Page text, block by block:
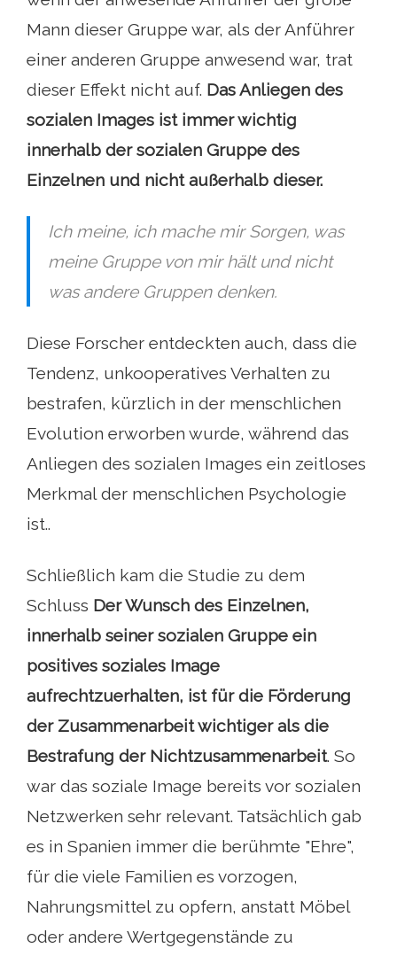
Mann dieser Gruppe war, als der Anführer
einer anderen Gruppe anwesend war, trat
dieser Effekt nicht auf. Das Anliegen des
sozialen Images ist immer wichtig
innerhalb der sozialen Gruppe des
Einzelnen und nicht außerhalb dieser.
Ich meine, ich mache mir Sorgen, was
meine Gruppe von mir hält und nicht
was andere Gruppen denken.
Diese Forscher entdeckten auch, dass die
Tendenz, unkooperatives Verhalten zu
bestrafen, kürzlich in der menschlichen
Evolution erworben wurde, während das
Anliegen des sozialen Images ein zeitloses
Merkmal der menschlichen Psychologie
ist..
Schließlich kam die Studie zu dem
Schluss Der Wunsch des Einzelnen,
innerhalb seiner sozialen Gruppe ein
positives soziales Image
aufrechtzuerhalten, ist für die Förderung
der Zusammenarbeit wichtiger als die
Bestrafung der Nichtzusammenarbeit. So
war das soziale Image bereits vor sozialen
Netzwerken sehr relevant. Tatsächlich gab
es in Spanien immer die berühmte "Ehre",
für die viele Familien es vorzogen,
Nahrungsmittel zu opfern, anstatt Möbel
oder andere Wertgegenstände zu